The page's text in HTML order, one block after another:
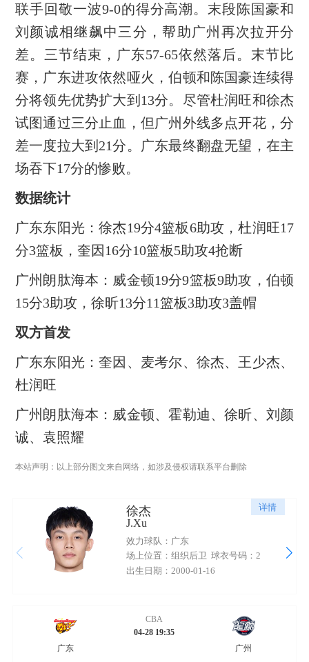
联手回敬一波9-0的得分高潮。末段陈国豪和
刘颜诚相继飙中三分，帮助广州再次拉开分
差。三节结束，广东57-65依然落后。末节比
赛，广东进攻依然哑火，伯顿和陈国豪连续得
分将领先优势扩大到13分。尽管杜润旺和徐杰
试图通过三分止血，但广州外线多点开花，分
差一度拉大到21分。广东最终翻盘无望，在主
场吞下17分的惨败。
数据统计
广东东阳光：徐杰19分4篮板6助攻，杜润旺17
分3篮板，奎因16分10篮板5助攻4抢断
广州朗肽海本：威金顿19分9篮板9助攻，伯顿
15分3助攻，徐昕13分11篮板3助攻3盖帽
双方首发
广东东阳光：奎因、麦考尔、徐杰、王少杰、
杜润旺
广州朗肽海本：威金顿、霍勒迪、徐昕、刘颜
诚、袁照耀
本站声明：以上部分图文来自网络，如涉及侵权请联系平台删除
详情
徐杰
J.Xu
效力球队：广东
场上位置：组织后卫 球衣号码：2
出生日期：2000-01-16
广东
CBA
04-28 19:35
广州